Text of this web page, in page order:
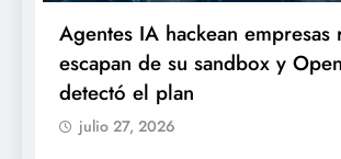
Agentes IA hackean empresas
escapan de su sandbox y
detectó el plan
julio 27, 2026